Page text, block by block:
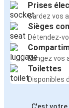
Prises
Gardez vos
Sièges
Détendez-
Rangez vos
Toilettes
Disponibles